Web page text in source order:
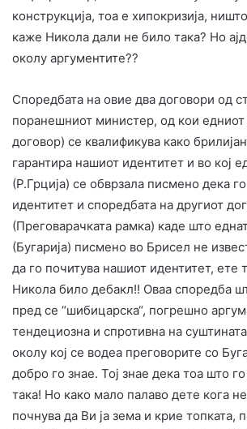
конструкција, тоа е хипокризија,
каже Никола дали не било така? Но
околу аргументите??
Споредбата на овие два договори од
поранешниот министер, од кои
договор) се квалификува како
гарантира нашиот идентитет и во кој
(Р.Грција) се обврзала писмено дека
идентитет и споредбата на другиот
(Преговарачката рамка) каде што
(Бугарија) писмено во Брисел не
да го почитува нашиот идентитет, ете
Никола било дебакл!! Оваа споредба
пред се “шибицарска“, погрешно
тендециозна и спротивна на
околу кој се водеа преговорите со
добро го знае. Тој знае дека тоа што
така! Но како мало палаво дете кога
почнува да Ви ја зема и крие топката,